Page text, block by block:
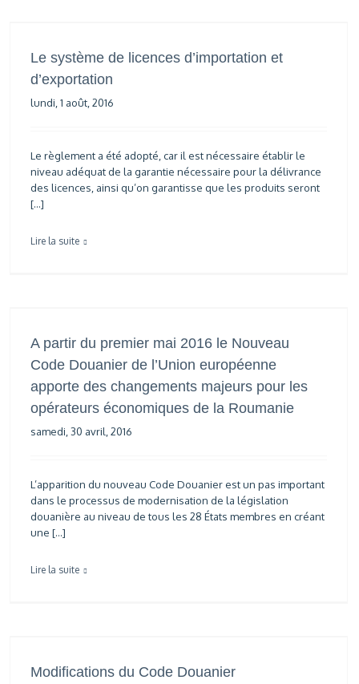
Le système de licences d’importation et
d’exportation
lundi, 1 août, 2016
Le règlement a été adopté, car il est nécessaire établir le
niveau adéquat de la garantie nécessaire pour la délivrance
des licences, ainsi qu’on garantisse que les produits seront
[…]
Lire la suite
A partir du premier mai 2016 le Nouveau
Code Douanier de l’Union européenne
apporte des changements majeurs pour les
opérateurs économiques de la Roumanie
samedi, 30 avril, 2016
L’apparition du nouveau Code Douanier est un pas important
dans le processus de modernisation de la législation
douanière au niveau de tous les 28 États membres en créant
une […]
Lire la suite
Modifications du Code Douanier